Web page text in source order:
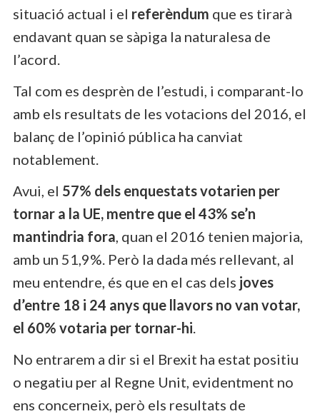
situació actual i el referèndum que es tirarà
endavant quan se sàpiga la naturalesa de
l’acord.
Tal com es desprèn de l’estudi, i comparant-lo
amb els resultats de les votacions del 2016, el
balanç de l’opinió pública ha canviat
notablement.
Avui, el 57% dels enquestats votarien per
tornar a la UE, mentre que el 43% se’n
mantindria fora, quan el 2016 tenien majoria,
amb un 51,9%. Però la dada més rellevant, al
meu entendre, és que en el cas dels joves
d’entre 18 i 24 anys que llavors no van votar,
el 60% votaria per tornar-hi.
No entrarem a dir si el Brexit ha estat positiu
o negatiu per al Regne Unit, evidentment no
ens concerneix, però els resultats de